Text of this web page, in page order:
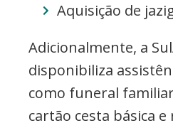
Aquisição de
Adicionalmente, a
disponibiliza
como funeral
cartão cesta básica e